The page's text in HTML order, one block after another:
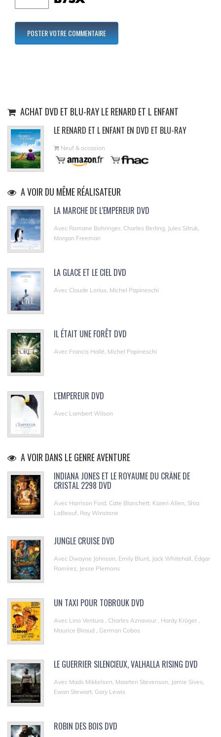
ACHAT DVD ET BLU-RAY LE RENARD ET L ENFANT
LE RENARD ET L ENFANT EN DVD ET BLU-RAY
Neuf & occasion
A VOIR DU MÊME RÉALISATEUR
LA MARCHE DE L'EMPEREUR DVD
Avec Romane Bohringer, Charles Berling, Jules Sitruk,
Morgan Freeman
LA GLACE ET LE CIEL DVD
Avec Claude Lorius, Michel Papineschi
IL ÉTAIT UNE FORÊT DVD
Avec Francis Hallé, Michel Papineschi
L'EMPEREUR DVD
Avec Lambert Wilson
A VOIR DANS LE GENRE AVENTURE
INDIANA JONES ET LE ROYAUME DU CRÂNE DE
CRISTAL 2298 DVD
Avec Harrison Ford, Cate Blanchett, Karen Allen, Shia
LaBeouf, Ray Winstone
JUNGLE CRUISE DVD
Avec Dwayne Johnson, Emily Blunt, Jack Whitehall, Édgar
Ramírez, Jesse Plemons
UN TAXI POUR TOBROUK DVD
Avec Lino Ventura , Charles Aznavour , Hardy Krüger ,
Maurice Biraud , German Cobos
LE GUERRIER SILENCIEUX, VALHALLA RISING DVD
Avec Mads Mikkelsen, Maarten Stevenson, Jamie Sives,
Ewan Stewart, Gary Lewis
ROBIN DES BOIS DVD